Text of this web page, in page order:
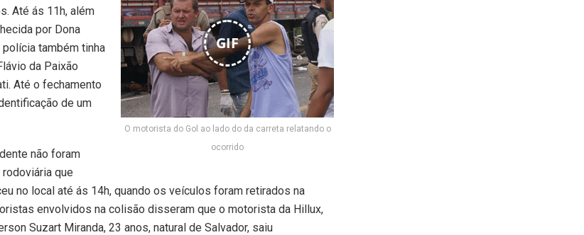
GIF
O motorista do Gol ao lado do da carreta relatando o
ocorrido
Até ás 11h, além
por Dona
também tinha
da Paixão
Até o fechamento
de um
não foram
que
no local até ás 14h, quando os veículos foram retirados na
envolvidos na colisão disseram que o motorista da Hillux,
Suzart Miranda, 23 anos, natural de Salvador, saiu